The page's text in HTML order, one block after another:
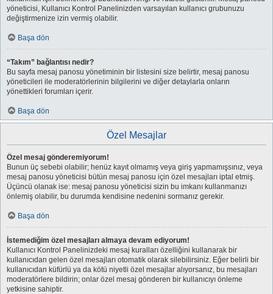
yöneticisi, Kullanıcı Kontrol Panelinizden varsayılan kullanıcı grubunuzu
değiştirmenize izin vermiş olabilir.
Başa dön
“Takım” bağlantısı nedir?
Bu sayfa mesaj panosu yönetiminin bir listesini size belirtir, mesaj panosu
yöneticileri ile moderatörlerinin bilgilerini ve diğer detaylarla onların
yönettikleri forumları içerir.
Başa dön
Özel Mesajlar
Özel mesaj gönderemiyorum!
Bunun üç sebebi olabilir; henüz kayıt olmamış veya giriş yapmamışsınız, veya
mesaj panosu yöneticisi bütün mesaj panosu için özel mesajları iptal etmiş.
Üçüncü olanak ise: mesaj panosu yöneticisi sizin bu imkanı kullanmanızı
önlemiş olabilir, bu durumda kendisine nedenini sormanız gerekir.
Başa dön
İstemediğim özel mesajları almaya devam ediyorum!
Kullanıcı Kontrol Panelinizdeki mesaj kuralları özelliğini kullanarak bir
kullanıcıdan gelen özel mesajları otomatik olarak silebilirsiniz. Eğer belirli bir
kullanıcıdan küfürlü ya da kötü niyetli özel mesajlar alıyorsanız, bu mesajları
moderatörlere bildirin; onlar özel mesaj gönderen bir kullanıcıyı önleme
yetkisine sahiptir.